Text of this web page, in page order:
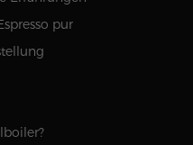
pur